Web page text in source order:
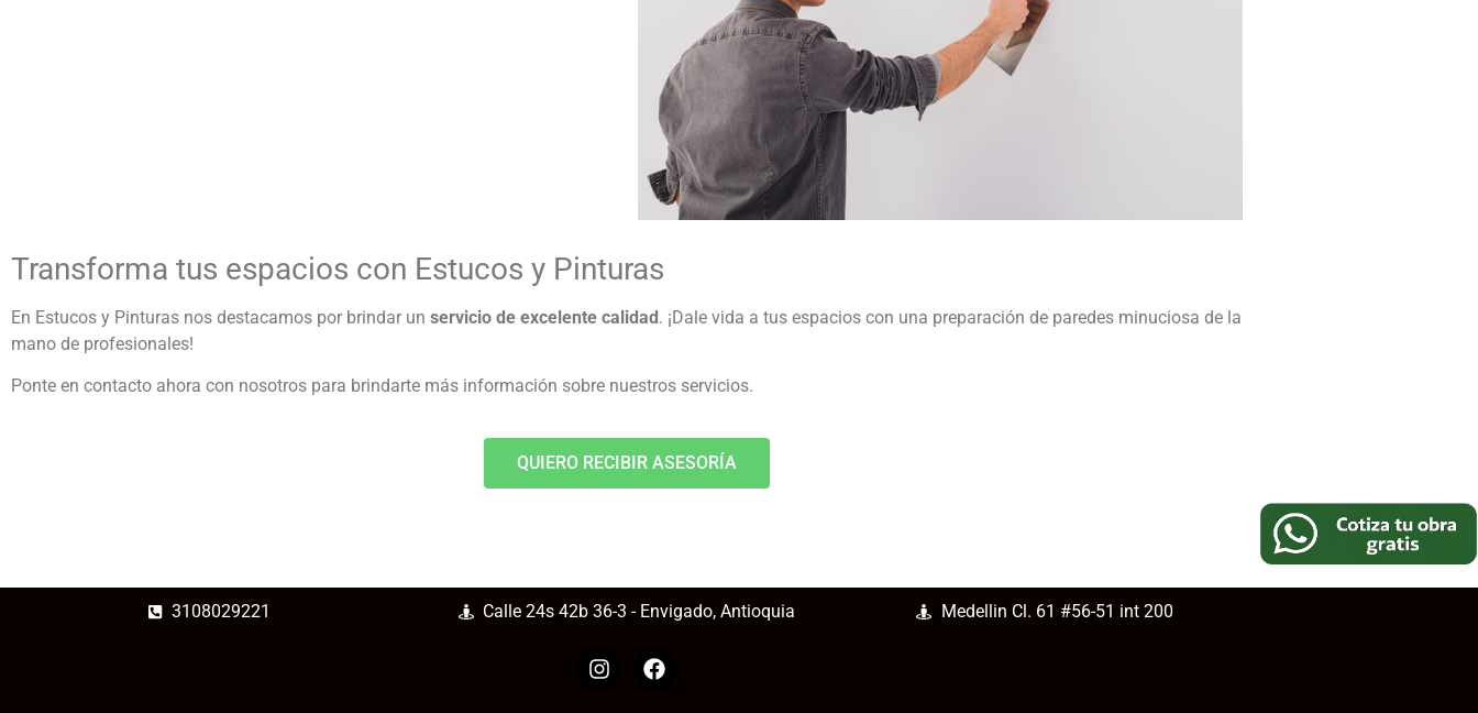
Transforma tus espacios con Estucos y Pinturas
En Estucos y Pinturas nos destacamos por brindar un servicio de excelente calidad. ¡Dale vida a tus espacios con una preparación de paredes minuciosa de la
mano de profesionales!
Ponte en contacto ahora con nosotros para brindarte más información sobre nuestros servicios.
QUIERO RECIBIR ASESORÍA
3108029221 Calle 24s 42b 36-3 - Envigado, Antioquia Medellin Cl. 61 #56-51 int 200